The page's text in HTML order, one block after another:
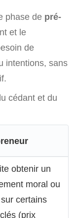
phase de pré-
et le
de
intentions, sans
cédant et du
obtenir un
moral ou
certains
(prix